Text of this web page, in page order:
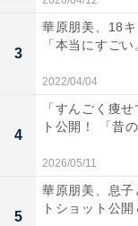
3
華原朋美、18
「本当にすご
2022/04/04
4
「すんごく痩
ト公開！ 「昔
2026/05/11
5
華原朋美、息
トショット公